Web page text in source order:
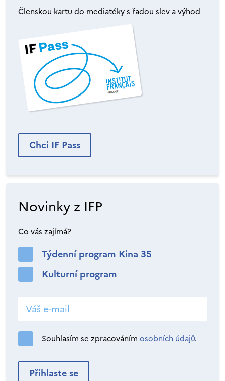
Členskou kartu do mediatéky s řadou slev a výhod
Chci IF Pass
Novinky z IFP
Co vás zajímá?
Týdenní program Kina 35
Kulturní program
Souhlasím se zpracováním osobních údajů.